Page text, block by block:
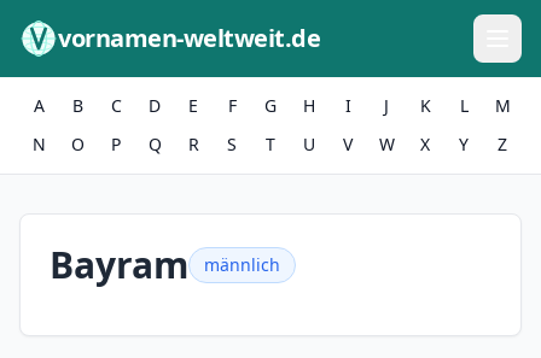
vornamen-weltweit.de
A B C D E F G H I J K L
M
N
O P Q R S T U V W X Y Z
Bayram männlich